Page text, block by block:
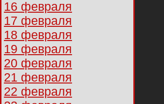
16 февраля
17 февраля
18 февраля
19 февраля
20 февраля
21 февраля
22 февраля